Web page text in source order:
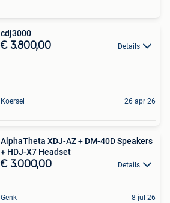
cdj3000
€ 3.800,00 Details
Koersel 26 apr 26
AlphaTheta XDJ-AZ + DM-40D Speakers
+ HDJ-X7 Headset
€ 3.000,00 Details
Genk 8 jul 26